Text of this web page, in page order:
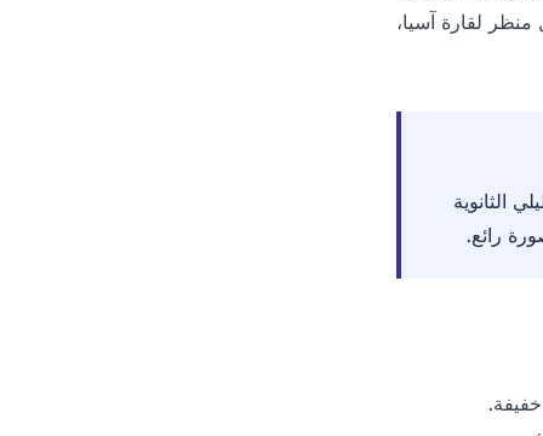
لقارة آسيا،
الثانوية
رائع.